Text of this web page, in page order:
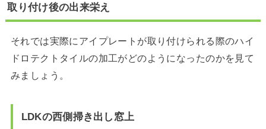
取り付け後の出来栄え
それでは実際にアイプレートが取り付けられる際のハイ
ドロテクトタイルの加工がどのようになったのかを見て
みましょう。
LDKの西側掃き出し窓上